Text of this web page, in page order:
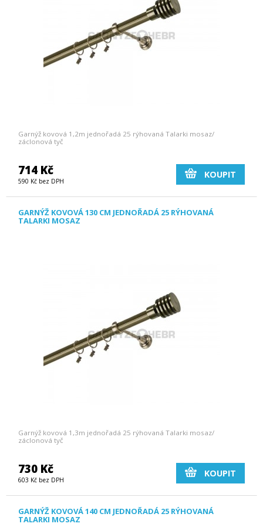
Garnýž kovová 1,2m jednořadá 25 rýhovaná Talarki mosaz/
záclonová tyč
714 Kč
590 Kč bez DPH
KOUPIT
GARNÝŽ KOVOVÁ 130 CM JEDNOŘADÁ 25 RÝHOVANÁ
TALARKI MOSAZ
Garnýž kovová 1,3m jednořadá 25 rýhovaná Talarki mosaz/
záclonová tyč
730 Kč
603 Kč bez DPH
KOUPIT
GARNÝŽ KOVOVÁ 140 CM JEDNOŘADÁ 25 RÝHOVANÁ
TALARKI MOSAZ